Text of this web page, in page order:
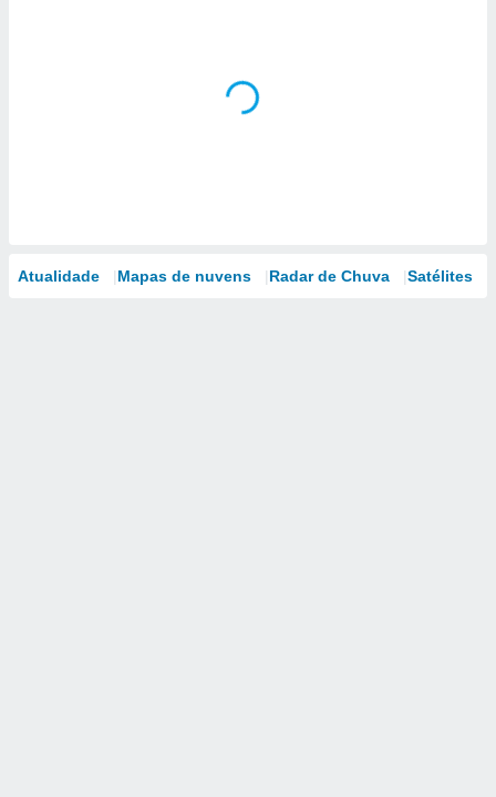
Atualidade Mapas de nuvens Radar de Chuva Satélites